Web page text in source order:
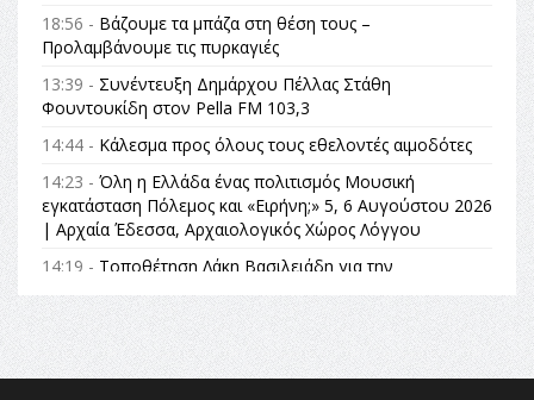
18:56 - Βάζουμε τα μπάζα στη θέση τους –
Προλαμβάνουμε τις πυρκαγιές
13:39 - Συνέντευξη Δημάρχου Πέλλας Στάθη
Φουντουκίδη στον Pella FM 103,3
14:44 - Κάλεσμα προς όλους τους εθελοντές αιμοδότες
14:23 - Όλη η Ελλάδα ένας πολιτισμός Μουσική
εγκατάσταση Πόλεμος και «Ειρήνη;» 5, 6 Αυγούστου 2026
| Αρχαία Έδεσσα, Αρχαιολογικός Χώρος Λόγγου
14:19 - Τοποθέτηση Λάκη Βασιλειάδη για την
Αναθεώρηση του Συντάγματος: «Σε τέτοιες κορυφαίες
θεσμικές διαδικασίες υπάρχει μόνο η ευθύνη απέναντι
στις επόμενες γενιές»
16:35 -Το πρόγραμμα του ΠΑΟΚ στον δεύτερο γύρο του